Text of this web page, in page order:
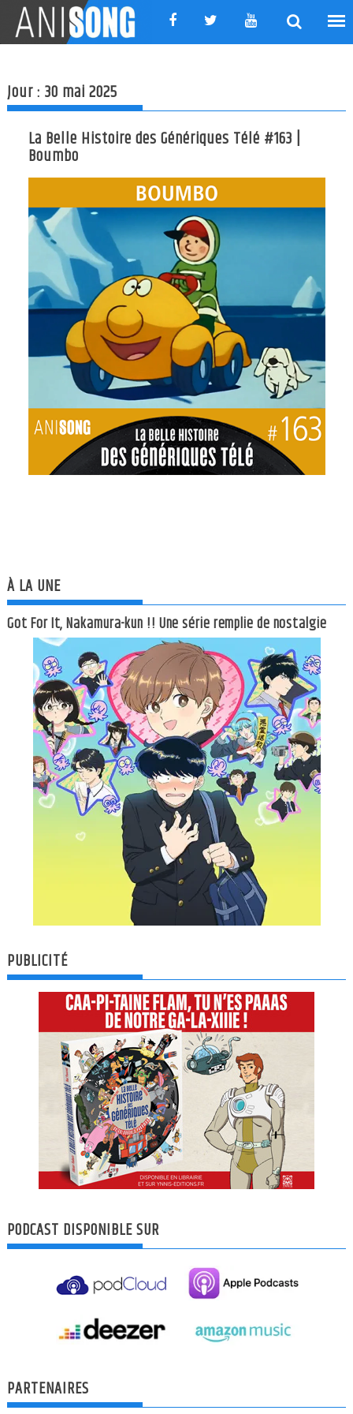
content
Jour :30 mai 2025
La Belle Histoire des Génériques Télé #163 |
Boumbo
À LA UNE
Got For It, Nakamura-kun !! Une série remplie de nostalgie
PUBLICITÉ
PODCAST DISPONIBLE SUR
PARTENAIRES